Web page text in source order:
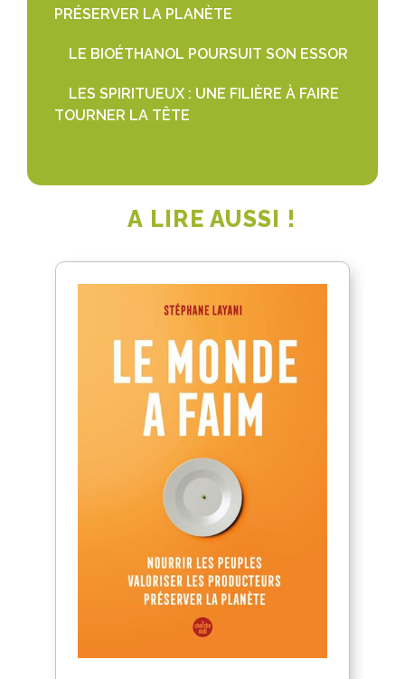
PRÉSERVER LA PLANÈTE
LE BIOÉTHANOL POURSUIT SON ESSOR
LES SPIRITUEUX : UNE FILIÈRE À FAIRE
TOURNER LA TÊTE
A LIRE AUSSI !